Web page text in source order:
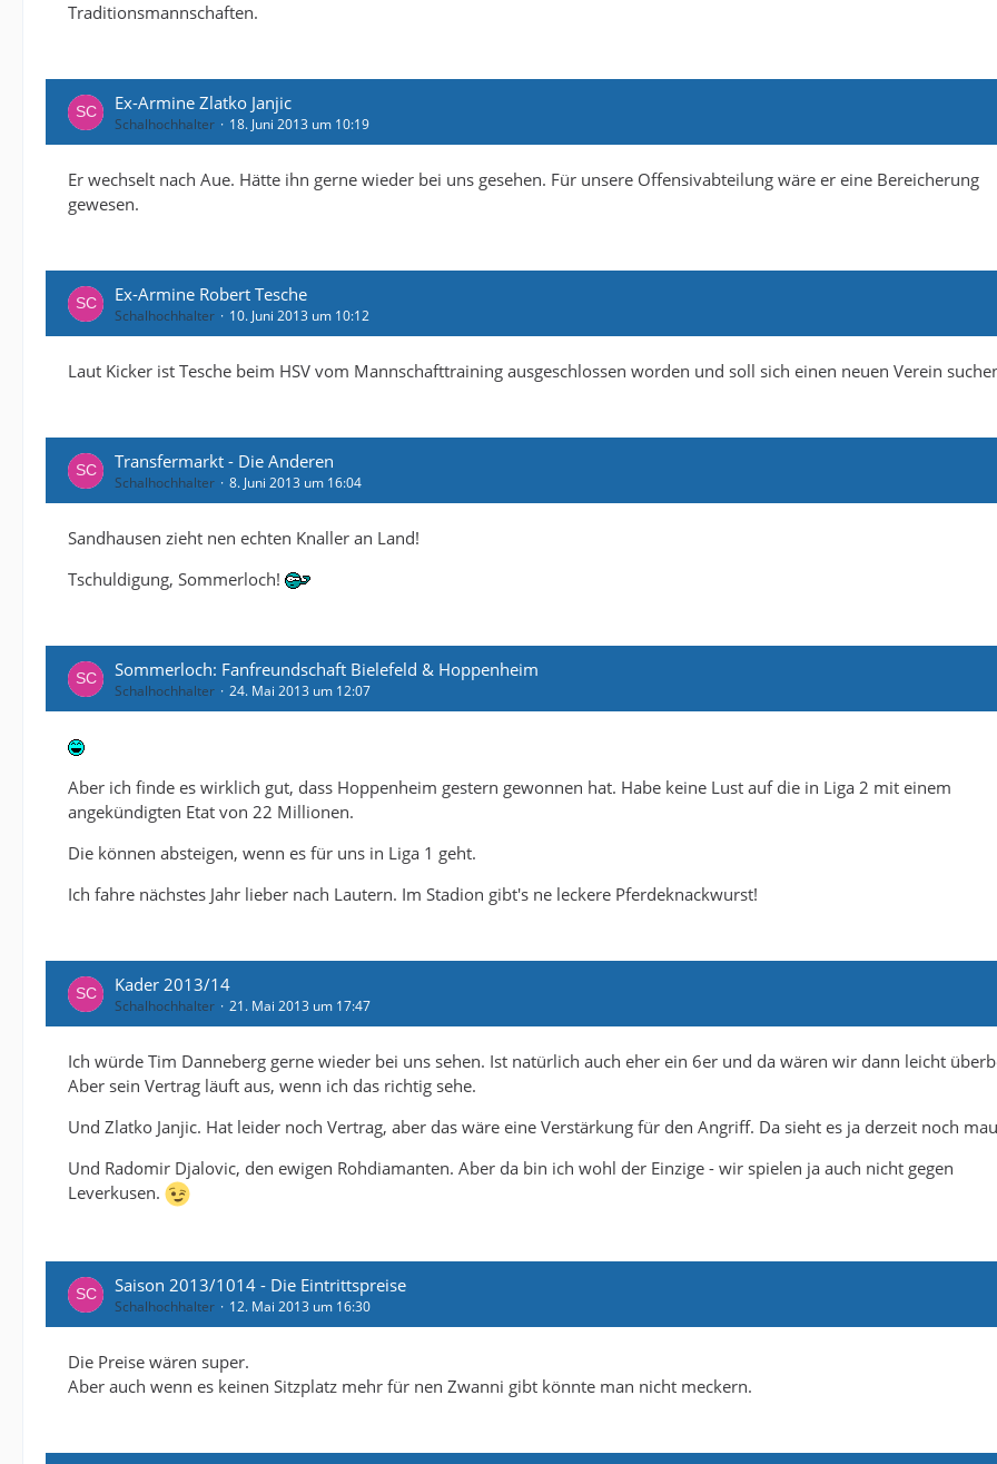
Traditionsmannschaften.
Ex-Armine Zlatko Janjic
Schalhochhalter 18. Juni 2013 um 10:19
Er wechselt nach Aue. Hätte ihn gerne wieder bei uns gesehen. Für unsere Offensivabteilung wäre er eine Bereicherung
gewesen.
Ex-Armine Robert Tesche
Schalhochhalter 10. Juni 2013 um 10:12
Laut Kicker ist Tesche beim HSV vom Mannschafttraining ausgeschlossen worden und soll sich einen neuen Verein
Transfermarkt - Die Anderen
Schalhochhalter 8. Juni 2013 um 16:04
Sandhausen zieht nen echten Knaller an Land!
Tschuldigung, Sommerloch!
Sommerloch: Fanfreundschaft Bielefeld & Hoppenheim
Schalhochhalter 24. Mai 2013 um 12:07
Aber ich finde es wirklich gut, dass Hoppenheim gestern gewonnen hat. Habe keine Lust auf die in Liga 2 mit einem
angekündigten Etat von 22 Millionen.
Die können absteigen, wenn es für uns in Liga 1 geht.
Ich fahre nächstes Jahr lieber nach Lautern. Im Stadion gibt's ne leckere Pferdeknackwurst!
Kader 2013/14
Schalhochhalter 21. Mai 2013 um 17:47
Ich würde Tim Danneberg gerne wieder bei uns sehen. Ist natürlich auch eher ein 6er und da wären wir dann leicht
Aber sein Vertrag läuft aus, wenn ich das richtig sehe.
Und Zlatko Janjic. Hat leider noch Vertrag, aber das wäre eine Verstärkung für den Angriff. Da sieht es ja derzeit noch
Und Radomir Djalovic, den ewigen Rohdiamanten. Aber da bin ich wohl der Einzige - wir spielen ja auch nicht gegen
Leverkusen.
Saison 2013/1014 - Die Eintrittspreise
Schalhochhalter 12. Mai 2013 um 16:30
Die Preise wären super.
Aber auch wenn es keinen Sitzplatz mehr für nen Zwanni gibt könnte man nicht meckern.